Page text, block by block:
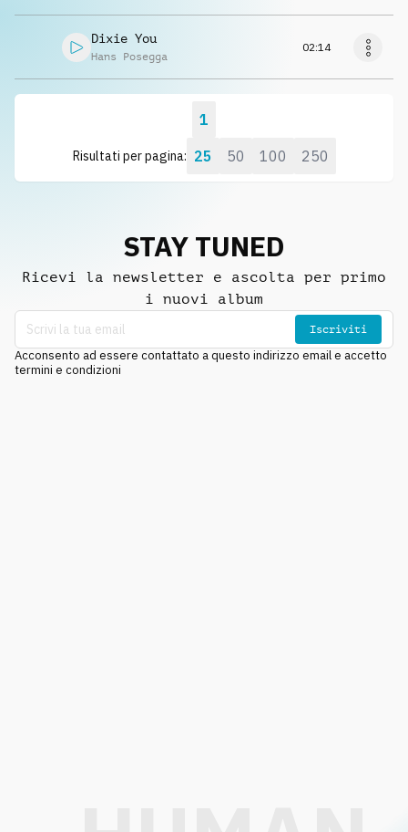
Dixie You
Hans Posegga
02:14
Risultati per pagina: 25 50 100 250
1
STAY TUNED
Ricevi la newsletter e ascolta per primo
i nuovi album
Iscriviti
Acconsento ad essere contattato a questo indirizzo email e accetto
termini e condizioni